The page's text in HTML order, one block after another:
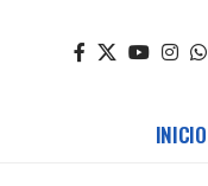
INICIO